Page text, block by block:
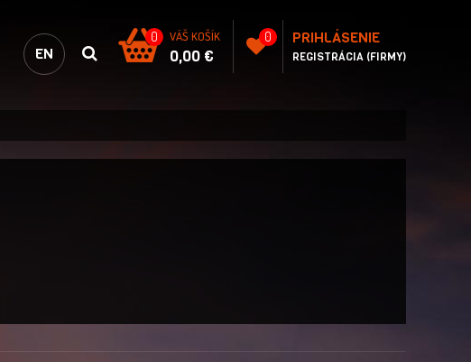
EN
VÁŠ KOŠÍK
0
0,00 €
0 PRIHLÁSENIE
REGISTRÁCIA (FIRMY)